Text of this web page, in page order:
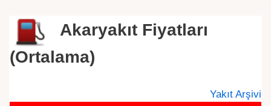
Akaryakıt Fiyatları
(Ortalama)
Yakıt Arşivi